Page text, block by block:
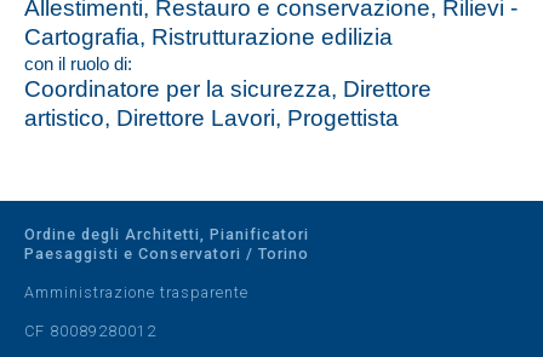
Allestimenti, Restauro e conservazione, Rilievi -
Cartografia, Ristrutturazione edilizia
con il ruolo di:
Coordinatore per la sicurezza, Direttore
artistico, Direttore Lavori, Progettista
Ordine degli Architetti, Pianificatori
Paesaggisti e Conservatori / Torino
Amministrazione trasparente
CF 80089280012